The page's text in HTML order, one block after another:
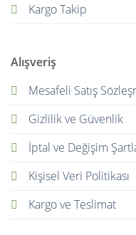
Kargo Takip
Alışveriş
Mesafeli Satış
Gizlilik ve Güvenlik
İptal ve Değişim
Kişisel Veri Politikası
Kargo ve Teslimat